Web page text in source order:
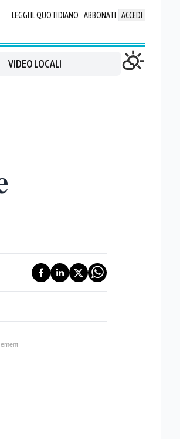
LEGGI IL QUOTIDIANO ABBONATI ACCEDI
VIDEO LOCALI